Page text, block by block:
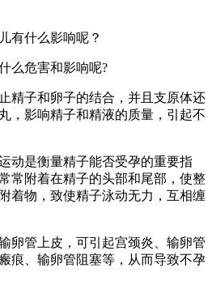
么危害和影响呢?
精子和卵子的结合，并且支原体还
，影响精子和精液的质量，引起不
动是衡量精子能否受孕的重要指
常附着在精子的头部和尾部，使整
着物，致使精子泳动无力，互相缠
卵管上皮，可引起宫颈炎、输卵管
痕、输卵管阻塞等，从而导致不孕